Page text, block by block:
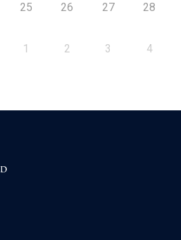
25 26 27 28
1 2 3 4